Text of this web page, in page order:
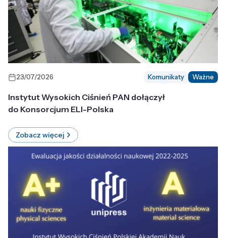
23/07/2026 Komunikaty Ważne
Instytut Wysokich Ciśnień PAN dołączył
do Konsorcjum ELI-Polska
Zobacz więcej